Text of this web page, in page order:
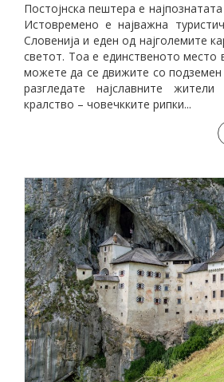
Постојнска пештера е
Истовремено е најважна
Словенија и еден од најголемите
светот. Тоа е единственото место
можете да се движите со подземен
разгледате најславните
кралство – човечкките рипки...